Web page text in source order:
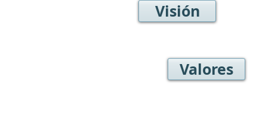
Visión
Valores